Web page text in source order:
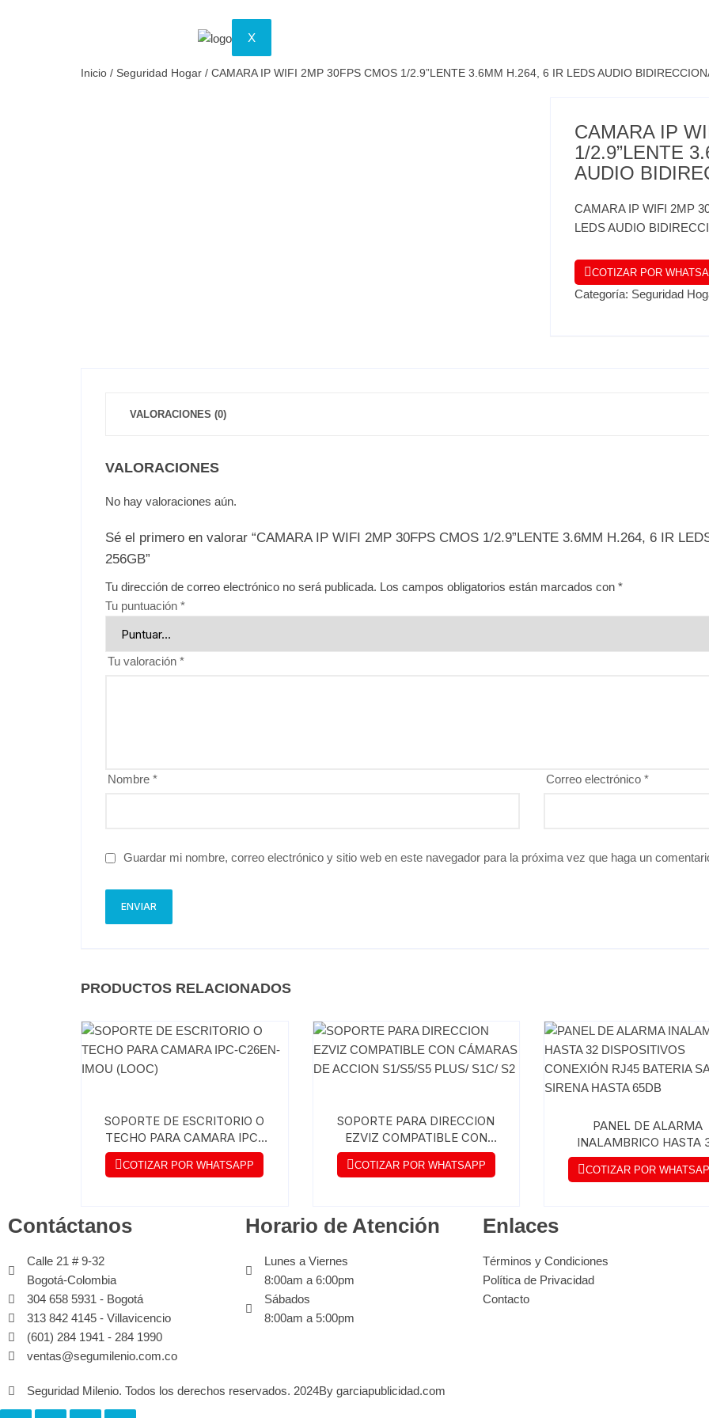
X
Inicio / Seguridad Hogar / CAMARA IP WIFI 2MP 30FPS CMOS 1/2.9”LENTE 3.6MM H.264, 6 IR LEDS AUDIO
CAMARA IP
1/2.9”LENTE
AUDIO
CAMARA IP WIFI 2MP
LEDS AUDIO
COTIZAR POR
Categoría: Seguridad
VALORACIONES (0)
VALORACIONES
No hay valoraciones aún.
Sé el primero en valorar “CAMARA IP WIFI 2MP 30FPS CMOS 1/2.9”LENTE 3.6MM H.264, 6 IR
256GB”
Tu dirección de correo electrónico no será publicada. Los campos obligatorios están marcados con *
Tu puntuación *
Tu valoración *
Nombre * Correo electrónico *
Guardar mi nombre, correo electrónico y sitio web en este navegador para la próxima vez que haga un
PRODUCTOS RELACIONADOS
SOPORTE DE ESCRITORIO O
TECHO PARA CAMARA IPC-
C26EN-IMOU (LOOC)
COTIZAR POR WHATSAPP
SOPORTE PARA DIRECCION
EZVIZ COMPATIBLE CON
CÁMARAS DE ACCION
S1/S5/S5 PLUS/ S1C/ S2
COTIZAR POR WHATSAPP
PANEL DE ALARMA
INALAMBRICO HASTA
DISPOSITIVOS
RJ45 BATERIA SALIDA
COTIZAR POR
Contáctanos
Calle 21 # 9-32
Bogotá-Colombia
304 658 5931 - Bogotá
313 842 4145 - Villavicencio
(601) 284 1941 - 284 1990
ventas@segumilenio.com.co
Horario de Atención
Lunes a Viernes
8:00am a 6:00pm
Sábados
8:00am a 5:00pm
Enlaces
Términos y Condiciones
Política de Privacidad
Contacto
Seguridad Milenio. Todos los derechos reservados. 2024By garciapublicidad.com